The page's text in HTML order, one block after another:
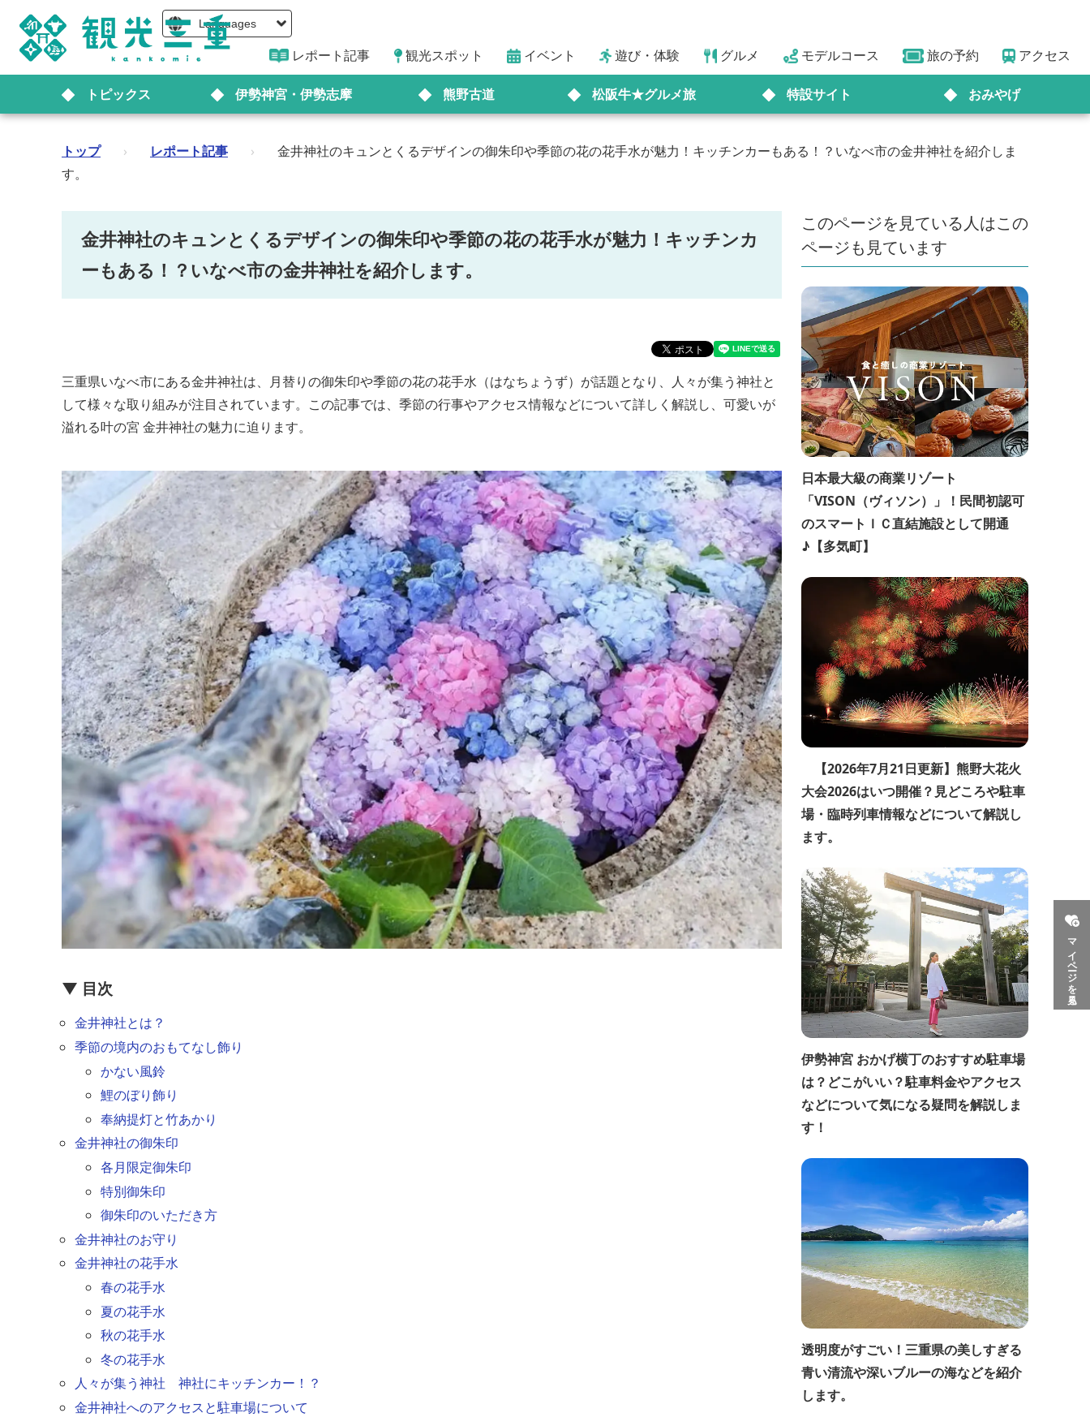
Languages
レポート記事 観光スポット イベント 遊び・体験 グルメ モデルコース 旅の予約 アクセス
トピックス 伊勢神宮・伊勢志摩 熊野古道 松阪牛★グルメ旅 特設サイト おみやげ
マイページを見る
トップ › レポート記事 ›
金井神社のキュンとくるデザインの御朱印や季節の花の花手水が魅力！キッチンカーもある！？いなべ市の金井神社を紹介しま
す。
金井神社のキュンとくるデザインの御朱印や季節の花の花手水が魅力！キッチンカ
ーもある！？いなべ市の金井神社を紹介します。
三重県いなべ市にある金井神社は、月替りの御朱印や季節の花の花手水（はなちょうず）が話題となり、人々が集う神社と
して様々な取り組みが注目されています。この記事では、季節の行事やアクセス情報などについて詳しく解説し、可愛いが
溢れる叶の宮 金井神社の魅力に迫ります。
▼ 目次
金井神社とは？
季節の境内のおもてなし飾り
かない風鈴
鯉のぼり飾り
奉納提灯と竹あかり
金井神社の御朱印
各月限定御朱印
特別御朱印
御朱印のいただき方
金井神社のお守り
金井神社の花手水
春の花手水
夏の花手水
秋の花手水
冬の花手水
人々が集う神社 神社にキッチンカー！？
金井神社へのアクセスと駐車場について
このページを見ている人はこの
ページも見ています
日本最大級の商業リゾート
「VISON（ヴィソン）」！民間初認可
のスマートＩＣ直結施設として開通
♪【多気町】
【2026年7月21日更新】熊野大花火
大会2026はいつ開催？見どころや駐車
場・臨時列車情報などについて解説し
ます。
伊勢神宮 おかげ横丁のおすすめ駐車場
は？どこがいい？駐車料金やアクセス
などについて気になる疑問を解説しま
す！
透明度がすごい！三重県の美しすぎる
青い清流や深いブルーの海などを紹介
します。